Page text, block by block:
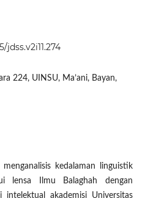
jdss.v2i11.274
224, UINSU, Ma’ani, Bayan,
kedalaman linguistik
lensa Ilmu Balaghah dengan
akademisi Universitas